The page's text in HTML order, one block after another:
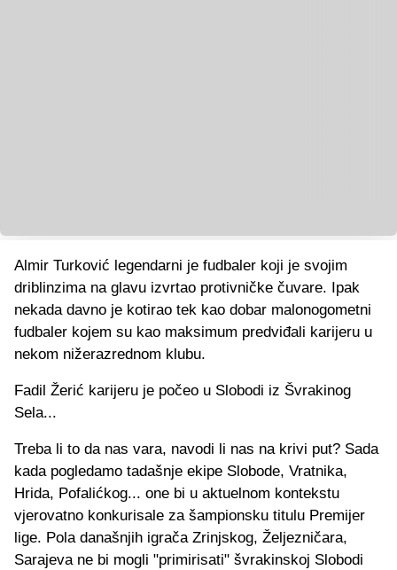
Almir Turković legendarni je fudbaler koji je svojim
driblinzima na glavu izvrtao protivničke čuvare. Ipak
nekada davno je kotirao tek kao dobar malonogometni
fudbaler kojem su kao maksimum predviđali karijeru u
nekom nižerazrednom klubu.
Fadil Žerić karijeru je počeo u Slobodi iz Švrakinog
Sela...
Treba li to da nas vara, navodi li nas na krivi put? Sada
kada pogledamo tadašnje ekipe Slobode, Vratnika,
Hrida, Pofalićkog... one bi u aktuelnom kontekstu
vjerovatno konkurisale za šampionsku titulu Premijer
lige. Pola današnjih igrača Zrinjskog, Željezničara,
Sarajeva ne bi mogli "primirisati" švrakinskoj Slobodi